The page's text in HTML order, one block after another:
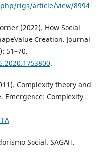
rigs/article/view/8994
(2022). How Social
Creation. Journal
51–70.
.
Complexity theory and
Emergence: Complexity
Social. SAGAH.